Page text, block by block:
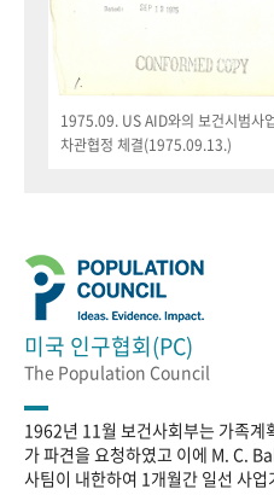
1975.09. US AID와의 보건시범사
차관협정 체결(1975.09.13.)
미국 인구협회(PC)
The Population Council
1962년 11월 보건사회부는 가족계
가 파견을 요청하였고 이에 M. C.
사팀이 내한하여 1개월간 일선 사